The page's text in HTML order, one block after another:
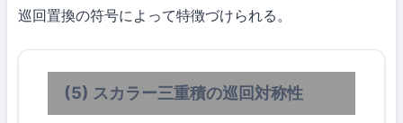
巡回置換の符号によって特徴づけられる。
(5) スカラー三重積の巡回対称性